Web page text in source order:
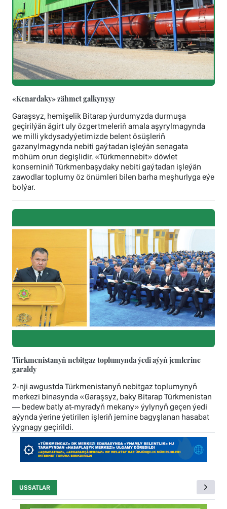
«Kenardaky» zähmet galkynyşy
Garaşsyz, hemişelik Bitarap ýurdumyzda durmuşa
geçirilýän ägirt uly özgertmeleriň amala aşyrylmagynda
we milli ykdysadyýetimizde belent ösüşleriň
gazanylmagynda nebiti gaýtadan işleýän senagata
möhüm orun degişlidir. «Türkmennebit» döwlet
konserniniň Türkmenbaşydaky nebiti gaýtadan işleýän
zawodlar toplumy öz önümleri bilen barha meşhurlyga eýe
bolýar.
Türkmenistanyň nebitgaz toplumynda ýedi aýyň jemlerine
garaldy
2-nji awgustda Türkmenistanyň nebitgaz toplumynyň
merkezi binasynda «Garaşsyz, baky Bitarap Türkmenistan
— bedew batly at-myradyň mekany» ýylynyň geçen ýedi
aýynda ýerine ýetirilen işleriň jemine bagyşlanan hasabat
ýygnagy geçirildi.
USSATLAR